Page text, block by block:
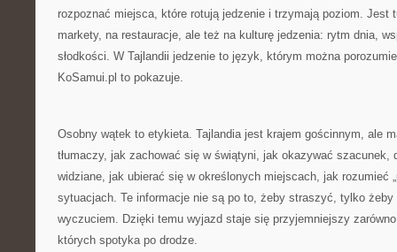
rozpoznać miejsca, które rotują jedzenie i trzymają poziom. Jest
markety, na restauracje, ale też na kulturę jedzenia: rytm dnia,
słodkości. W Tajlandii jedzenie to język, którym można
KoSamui.pl to pokazuje.
Osobny wątek to etykieta. Tajlandia jest krajem gościnnym, ale
tłumaczy, jak zachować się w świątyni, jak okazywać szacunek,
widziane, jak ubierać się w określonych miejscach, jak rozumieć
sytuacjach. Te informacje nie są po to, żeby straszyć, tylko żeby
wyczuciem. Dzięki temu wyjazd staje się przyjemniejszy
których spotyka po drodze.